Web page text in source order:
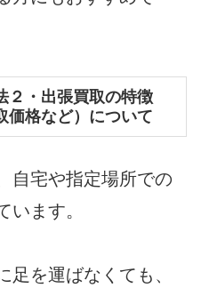
２・出張買取の特徴
価格など）について
自宅や指定場所での
います。
足を運ばなくても、